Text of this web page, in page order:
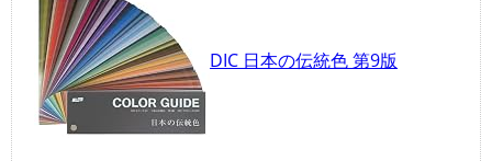
DIC 日本の伝統色 第9版